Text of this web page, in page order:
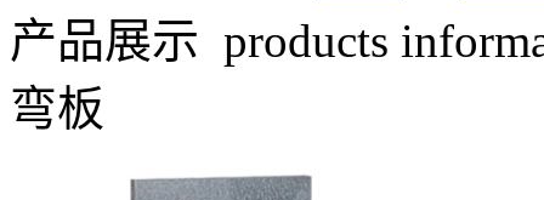
产品展示 products
弯板